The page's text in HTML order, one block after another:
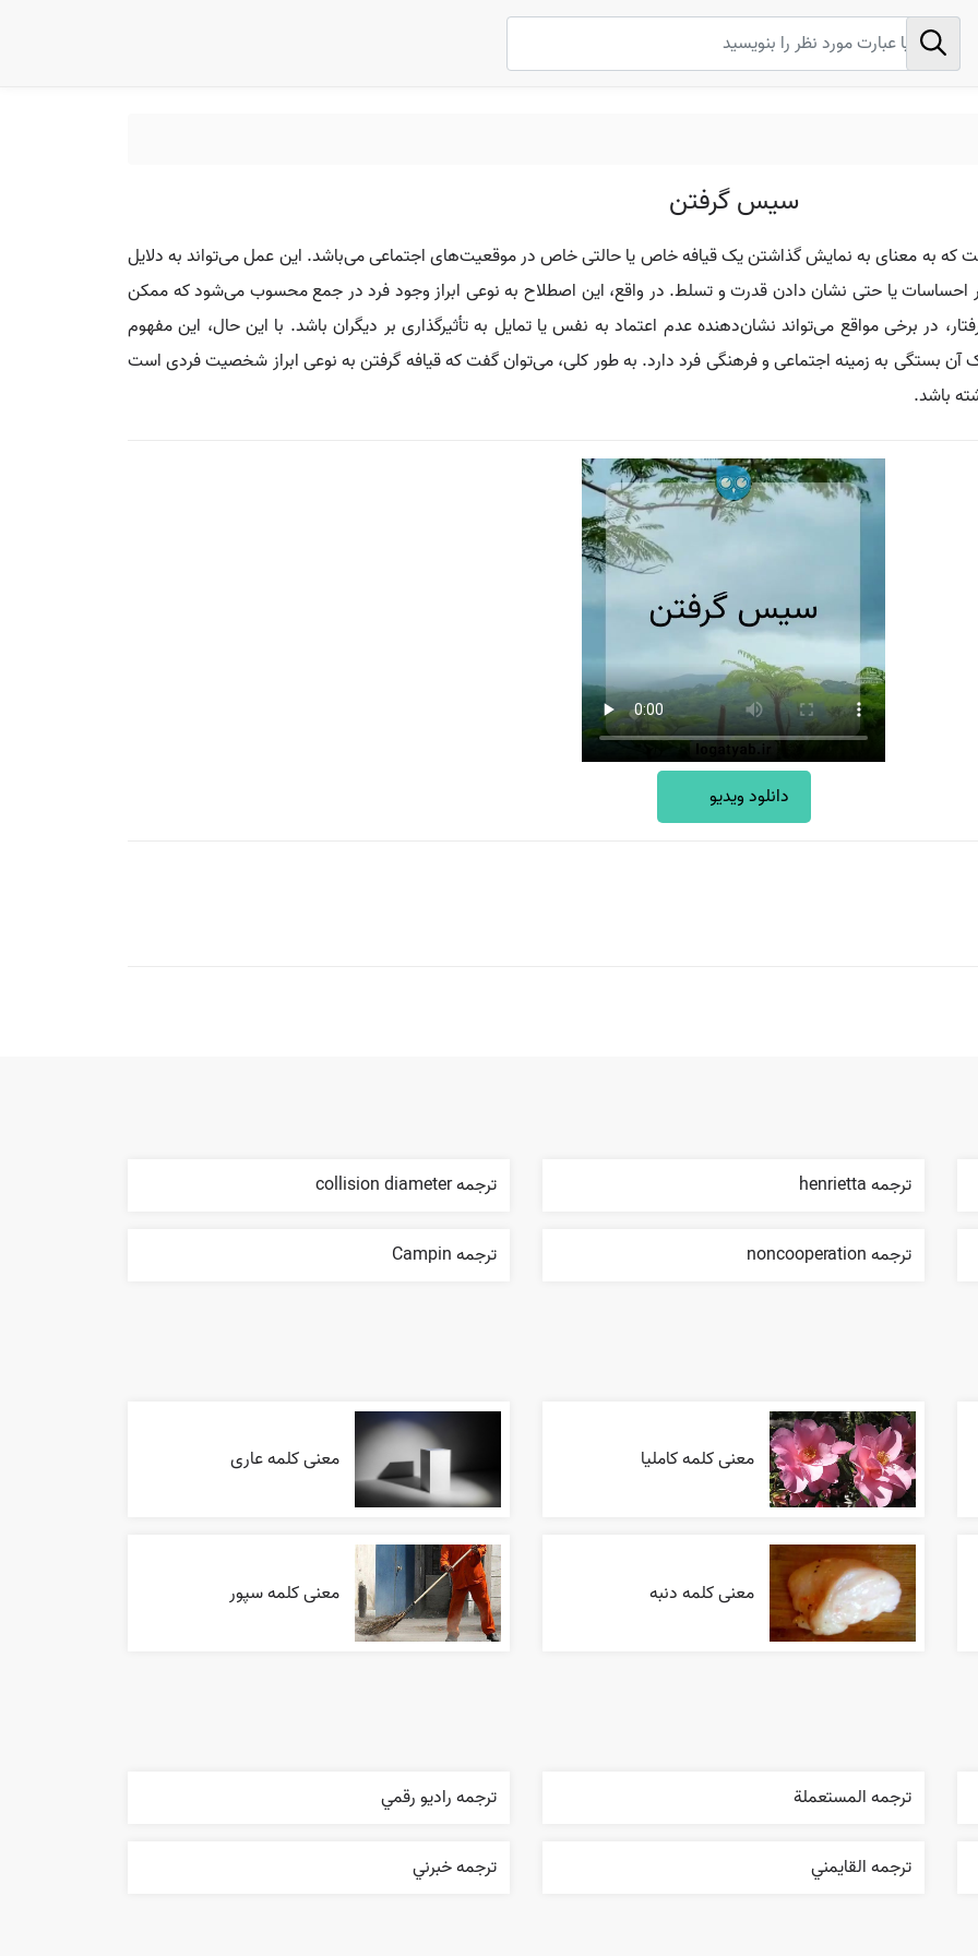
سیس گرفتن
که به معنای به نمایش گذاشتن یک قیافه خاص یا حالتی خاص در موقعیت‌های اجتماعی می‌باشد. این عمل می‌تواند به دلایل
احساسات یا حتی نشان دادن قدرت و تسلط. در واقع، این اصطلاح به نوعی ابراز وجود فرد در جمع محسوب می‌شود که ممکن
در برخی مواقع می‌تواند نشان‌دهنده عدم اعتماد به نفس یا تمایل به تأثیرگذاری بر دیگران باشد. با این حال، این مفهوم
آن بستگی به زمینه اجتماعی و فرهنگی فرد دارد. به طور کلی، می‌توان گفت که قیافه گرفتن به نوعی ابراز شخصیت فردی است
باشد.
دانلود ویدیو
ترجمه henrietta ترجمه collision diameter
ترجمه noncooperation ترجمه Campin
معنی کلمه کاملیا معنی کلمه عاری
معنی کلمه دنبه معنی کلمه سپور
ترجمه المستعملة ترجمه راديو رقمي
ترجمه القایمني ترجمه خبرني